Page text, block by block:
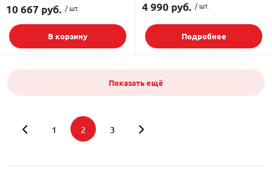
10 667 руб. / шт.
В корзину
4 990 руб. / шт.
Подробнее
Показать ещё
1 2 3